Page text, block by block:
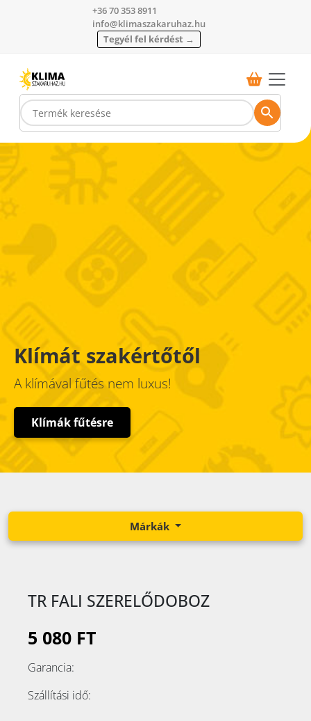
+36 70 353 8911
info@klimaszakaruhaz.hu
Tegyél fel kérdést →
Klímát szakértőtől
A klímával fűtés nem luxus!
Klímák fűtésre
Márkák
TR FALI SZERELŐDOBOZ
5 080 FT
Garancia:
Szállítási idő: